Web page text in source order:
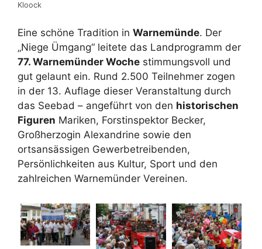
Kloock
Eine schöne Tradition in Warnemünde. Der
„Niege Ümgang“ leitete das Landprogramm der
77. Warnemünder Woche stimmungsvoll und
gut gelaunt ein. Rund 2.500 Teilnehmer zogen
in der 13. Auflage dieser Veranstaltung durch
das Seebad – angeführt von den historischen
Figuren Mariken, Forstinspektor Becker,
Großherzogin Alexandrine sowie den
ortsansässigen Gewerbetreibenden,
Persönlichkeiten aus Kultur, Sport und den
zahlreichen Warnemünder Vereinen.